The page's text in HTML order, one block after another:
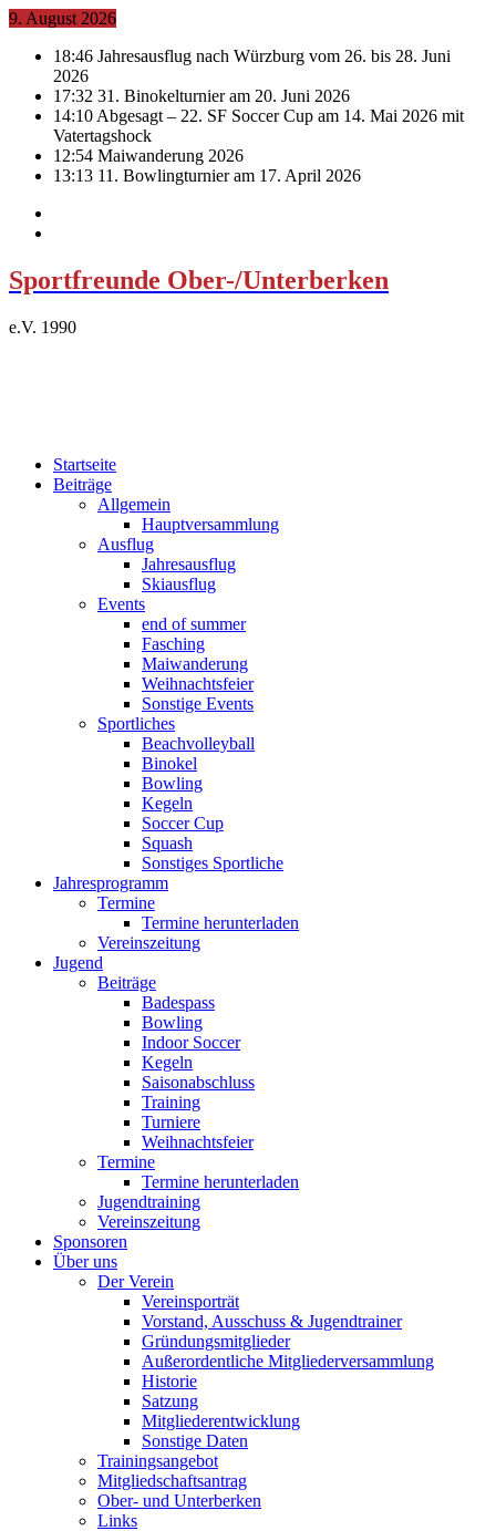
9. August 2026
18:46 Jahresausflug nach Würzburg vom 26. bis 28. Juni
2026
17:32 31. Binokelturnier am 20. Juni 2026
14:10 Abgesagt – 22. SF Soccer Cup am 14. Mai 2026 mit
Vatertagshock
12:54 Maiwanderung 2026
13:13 11. Bowlingturnier am 17. April 2026
Sportfreunde Ober-/Unterberken
e.V. 1990
Startseite
Beiträge
Allgemein
Hauptversammlung
Ausflug
Jahresausflug
Skiausflug
Events
end of summer
Fasching
Maiwanderung
Weihnachtsfeier
Sonstige Events
Sportliches
Beachvolleyball
Binokel
Bowling
Kegeln
Soccer Cup
Squash
Sonstiges Sportliche
Jahresprogramm
Termine
Termine herunterladen
Vereinszeitung
Jugend
Beiträge
Badespass
Bowling
Indoor Soccer
Kegeln
Saisonabschluss
Training
Turniere
Weihnachtsfeier
Termine
Termine herunterladen
Jugendtraining
Vereinszeitung
Sponsoren
Über uns
Der Verein
Vereinsporträt
Vorstand, Ausschuss & Jugendtrainer
Gründungsmitglieder
Außerordentliche Mitgliederversammlung
Historie
Satzung
Mitgliederentwicklung
Sonstige Daten
Trainingsangebot
Mitgliedschaftsantrag
Ober- und Unterberken
Links